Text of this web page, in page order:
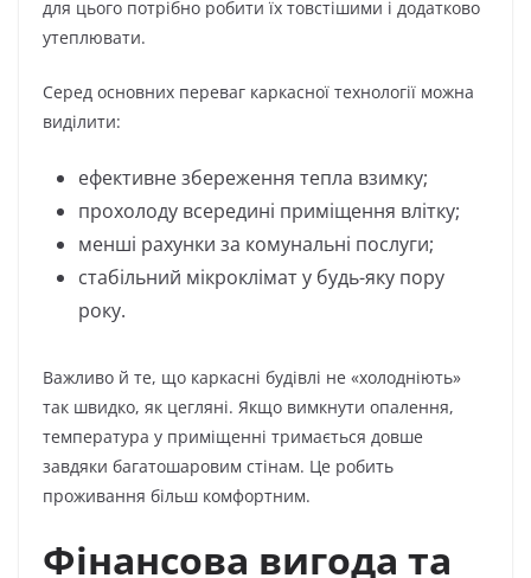
для цього потрібно робити їх товстішими і додатково
утеплювати.
Серед основних переваг каркасної технології можна
виділити:
ефективне збереження тепла взимку;
прохолоду всередині приміщення влітку;
менші рахунки за комунальні послуги;
стабільний мікроклімат у будь-яку пору
року.
Важливо й те, що каркасні будівлі не «холодніють»
так швидко, як цегляні. Якщо вимкнути опалення,
температура у приміщенні тримається довше
завдяки багатошаровим стінам. Це робить
проживання більш комфортним.
Фінансова вигода та